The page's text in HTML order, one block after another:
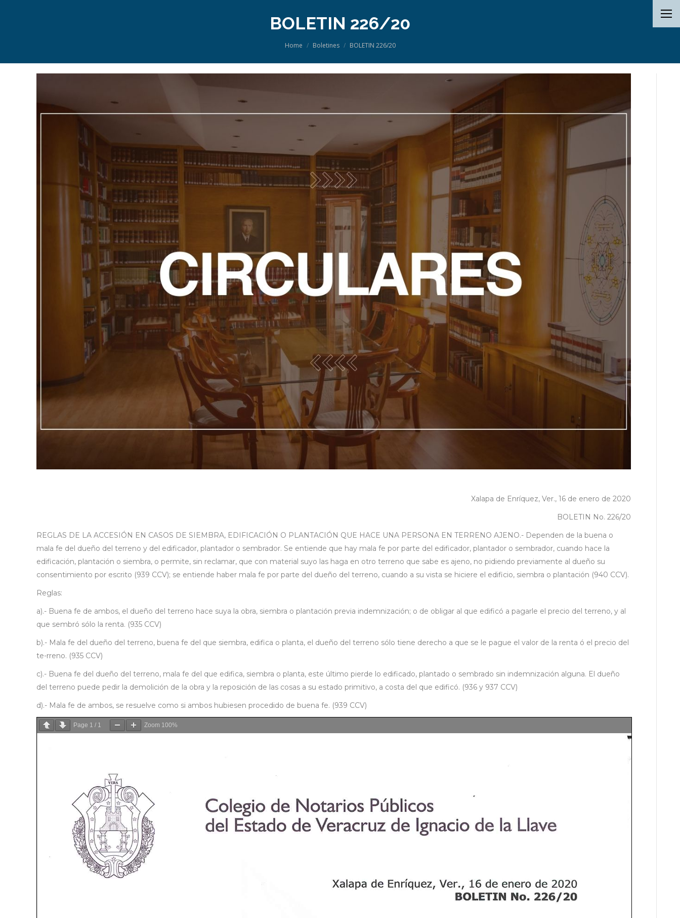
BOLETIN 226/20
You are here:
Home Boletines BOLETIN 226/20
Xalapa de Enríquez, Ver., 16 de enero de 2020
BOLETIN No. 226/20
REGLAS DE LA ACCESIÓN EN CASOS DE SIEMBRA, EDIFICACIÓN O PLANTACIÓN QUE HACE UNA PERSONA EN TERRENO AJENO.- Dependen de la buena o
mala fe del dueño del terreno y del edificador, plantador o sembrador. Se entiende que hay mala fe por parte del edificador, plantador o sembrador, cuando hace la
edificación, plantación o siembra, o permite, sin reclamar, que con material suyo las haga en otro terreno que sabe es ajeno, no pidiendo previamente al dueño su
consentimiento por escrito (939 CCV); se entiende haber mala fe por parte del dueño del terreno, cuando a su vista se hiciere el edificio, siembra o plantación (940 CCV).
Reglas:
a).- Buena fe de ambos, el dueño del terreno hace suya la obra, siembra o plantación previa indemnización; o de obligar al que edificó a pagarle el precio del terreno, y al
que sembró sólo la renta. (935 CCV)
b).- Mala fe del dueño del terreno, buena fe del que siembra, edifica o planta, el dueño del terreno sólo tiene derecho a que se le pague el valor de la renta ó el precio del
te-rreno. (935 CCV)
c).- Buena fe del dueño del terreno, mala fe del que edifica, siembra o planta, este último pierde lo edificado, plantado o sembrado sin indemnización alguna. El dueño
del terreno puede pedir la demolición de la obra y la reposición de las cosas a su estado primitivo, a costa del que edificó. (936 y 937 CCV)
d).- Mala fe de ambos, se resuelve como si ambos hubiesen procedido de buena fe. (939 CCV)
Page 1 / 1 Zoom 100%